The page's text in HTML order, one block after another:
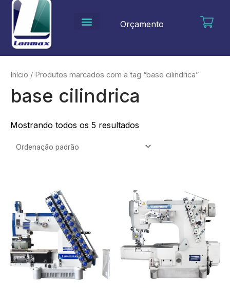
para
conteúdo
Orçamento
Início / Produtos marcados com a tag “base cilindrica”
base cilindrica
Mostrando todos os 5 resultados